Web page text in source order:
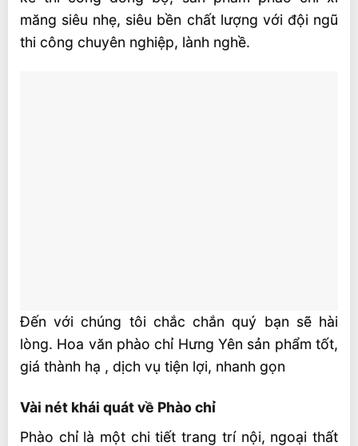
3. Phào chỉ góc
4. Phào chỉ lưng tường
măng siêu nhẹ, siêu bền chất lượng với đội ngũ
thi công chuyên nghiệp, lành nghề.
Đến với chúng tôi chắc chắn quý bạn sẽ hài
lòng. Hoa văn phào chỉ Hưng Yên sản phẩm tốt,
giá thành hạ , dịch vụ tiện lợi, nhanh gọn
Vài nét khái quát về Phào chỉ
Phào chỉ là một chi tiết trang trí nội, ngoại thất